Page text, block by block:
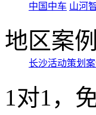
中国中车 山河
地区案例
长沙活动策划案
1对1，